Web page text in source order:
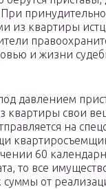
При
из квартиры
и жизни
давлением
квартиры свои
на
60
то все
суммы от